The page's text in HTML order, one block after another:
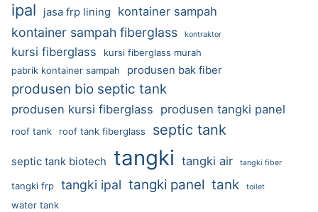
ipal jasa frp lining kontainer sampah
kontainer sampah fiberglass kontraktor
kursi fiberglass
kursi fiberglass murah
pabrik kontainer sampah
produsen bak fiber
produsen bio septic tank
produsen kursi fiberglass produsen tangki panel
roof tank roof tank fiberglass septic tank
septic tank biotech tangki tangki air tangki fiber
tangki frp tangki ipal tangki panel tank toilet
water tank